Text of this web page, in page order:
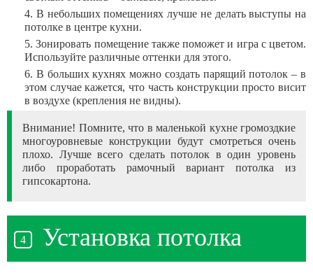
В небольших помещениях лучше не делать выступы на
потолке в центре кухни.
Зонировать помещение также поможет и игра с цветом.
Используйте различные оттенки для этого.
В больших кухнях можно создать парящий потолок – в
этом случае кажется, что часть конструкции просто висит
в воздухе (крепления не видны).
Внимание! Помните, что в маленькой кухне громоздкие
многоуровневые конструкции будут смотреться очень
плохо. Лучше всего сделать потолок в один уровень
либо проработать рамочный вариант потолка из
гипсокартона.
Установка потолка